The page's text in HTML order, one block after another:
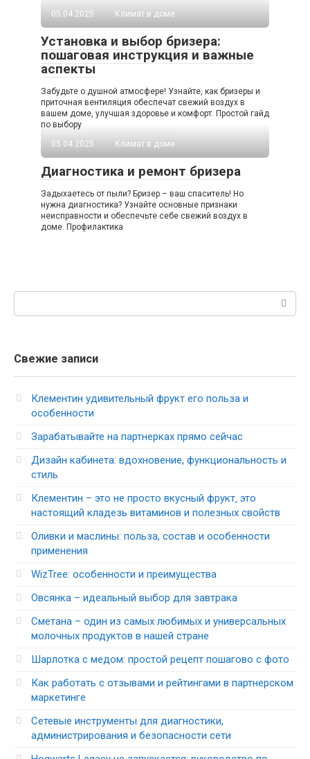
05.04.2025
Климат в доме
Установка и выбор бризера:
пошаговая инструкция и важные
аспекты
Забудьте о душной атмосфере! Узнайте, как бризеры и
приточная вентиляция обеспечат свежий воздух в
вашем доме, улучшая здоровье и комфорт. Простой гайд
по выбору
05.04.2025
Климат в доме
Диагностика и ремонт бризера
Задыхаетесь от пыли? Бризер – ваш спаситель! Но
нужна диагностика? Узнайте основные признаки
неисправности и обеспечьте себе свежий воздух в
доме. Профилактика
Свежие записи
Клементин удивительный фрукт его польза и
особенности
Зарабатывайте на партнерках прямо сейчас
Дизайн кабинета: вдохновение, функциональность и
стиль
Клементин – это не просто вкусный фрукт‚ это
настоящий кладезь витаминов и полезных свойств
Оливки и маслины: польза, состав и особенности
применения
WizTree: особенности и преимущества
Овсянка – идеальный выбор для завтрака
Сметана – один из самых любимых и универсальных
молочных продуктов в нашей стране
Шарлотка с медом: простой рецепт пошагово с фото
Как работать с отзывами и рейтингами в партнерском
маркетинге
Сетевые инструменты для диагностики,
администрирования и безопасности сети